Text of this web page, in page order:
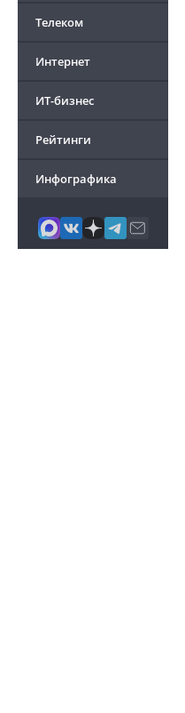
Телеком
Интернет
ИТ-бизнес
Рейтинги
Инфографика